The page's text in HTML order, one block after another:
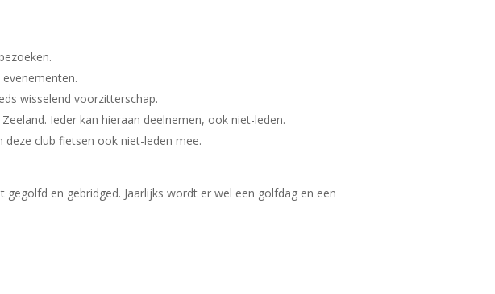
wisselend voorzitterschap.
Ieder kan hieraan deelnemen, ook niet-leden.
club fietsen ook niet-leden mee.
en gebridged. Jaarlijks wordt er wel een golfdag en een